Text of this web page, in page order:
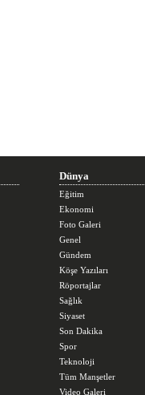
Dünya
Eğitim
Ekonomi
Foto Galeri
Genel
Gündem
Köşe Yazıları
Röportajlar
Sağlık
Siyaset
Son Dakika
Spor
Teknoloji
Tüm Manşetler
Video Galeri